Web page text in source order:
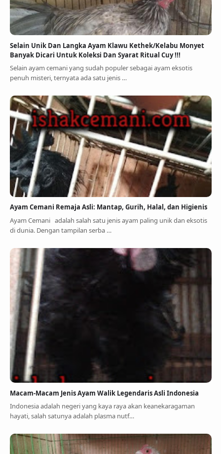
Selain Unik Dan Langka Ayam Klawu Kethek/Kelabu Monyet
Banyak Dicari Untuk Koleksi Dan Syarat Ritual Cuy !!!
Selain ayam cemani yang sudah populer sebagai ayam eksotis
penuh misteri, ternyata ada satu jenis …
Ayam Cemani Remaja Asli: Mantap, Gurih, Halal, dan Higienis
Ayam Cemani adalah salah satu jenis ayam paling unik dan eksotis
di dunia. Dengan tampilan serba …
Macam-Macam Jenis Ayam Walik Legendaris Asli Indonesia
Indonesia adalah negeri yang kaya raya akan keanekaragaman
hayati, salah satunya adalah plasma nutf…